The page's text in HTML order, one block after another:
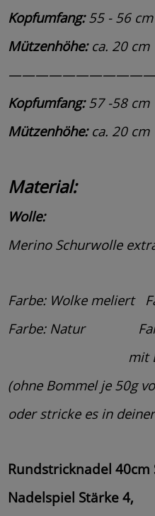
Kopfumfang:55 - 56 cm
Mützenhöhe: ca. 20 cm
Kopfumfang:57 -58 cm
Mützenhöhe: ca. 20 cm
Material:
Wolle:
Merino Schurwolle
Farbe: Wolke meliert
Farbe: Natur
mit
(ohne Bommel je 50g
oder stricke es in
Rundstricknadel 40cm
Nadelspiel Stärke 4,